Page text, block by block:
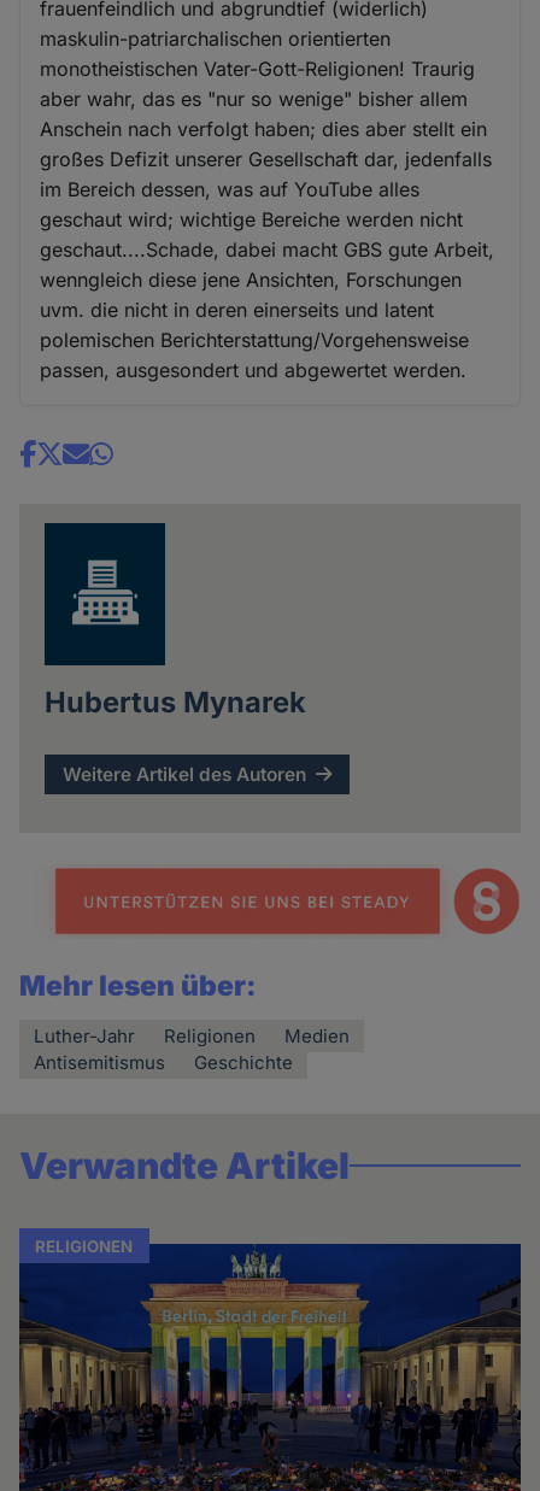
frauenfeindlich und abgrundtief (widerlich)
maskulin-patriarchalischen orientierten
monotheistischen Vater-Gott-Religionen! Traurig
aber wahr, das es "nur so wenige" bisher allem
Anschein nach verfolgt haben; dies aber stellt ein
großes Defizit unserer Gesellschaft dar, jedenfalls
im Bereich dessen, was auf YouTube alles
geschaut wird; wichtige Bereiche werden nicht
geschaut....Schade, dabei macht GBS gute Arbeit,
wenngleich diese jene Ansichten, Forschungen
uvm. die nicht in deren einerseits und latent
polemischen Berichterstattung/Vorgehensweise
passen, ausgesondert und abgewertet werden.
Share
Hubertus Mynarek
Weitere Artikel des Autoren
Mehr lesen über:
Luther-Jahr Religionen
Medien
Antisemitismus
Geschichte
Verwandte Artikel
RELIGIONEN